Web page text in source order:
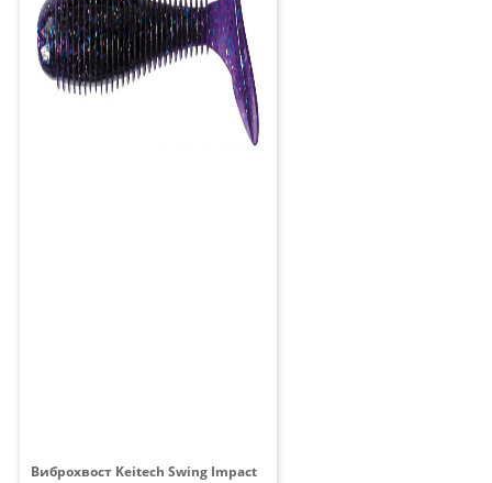
Виброхвост Keitech Swing Impact